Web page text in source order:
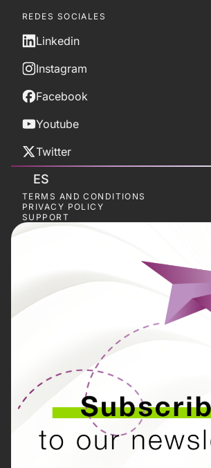
REDES SOCIALES
Linkedin
Instagram
Facebook
Youtube
Twitter
ES
TERMS AND CONDITIONS
PRIVACY POLICY
SUPPORT